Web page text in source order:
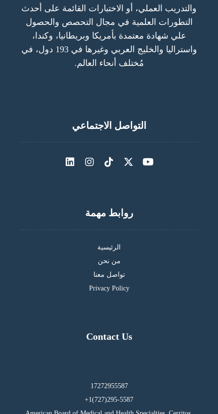
والتدريب العملي، أو الاختبارات القائمة على أحدث
التطورات العلمية في مجال التحصص والحصول
علي شهادة معتمدة بأمريكا وبريطانيا، وكندا،
واستراليا والخليج العربي وغيرها في 193 دول، في
مُختلف أنحاء العالم.
التواصل الاجتماعي
روابط مهمة
الرئيسية
من نحن
تواصل معنا
Privacy Policy
Contact Us
17272955587
295-5587(727)1+